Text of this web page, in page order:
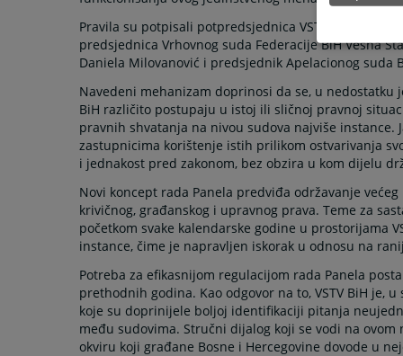
Pravila su potpisali potpredsjednica VSTV-a BiH
predsjednica Vrhovnog suda Federacije BiH Vesna
Daniela Milovanović i predsjednik Apelacionog suda
Navedeni mehanizam doprinosi da se, u
BiH različito postupaju u istoj ili sličnoj pravnoj
pravnih shvatanja na nivou sudova najviše
zastupnicima korištenje istih prilikom ostvarivanja
i jednakost pred zakonom, bez obzira u kom dijelu
Novi koncept rada Panela predviđa održavanje
krivičnog, građanskog i upravnog prava. Teme za
početkom svake kalendarske godine u prostorijama
instance, čime je napravljen iskorak u odnosu na
Potreba za efikasnijom regulacijom rada Panela
prethodnih godina. Kao odgovor na to, VSTV BiH je,
koje su doprinijele boljoj identifikaciji pitanja
među sudovima. Stručni dijalog koji se vodi na
okviru koji građane Bosne i Hercegovine dovode u